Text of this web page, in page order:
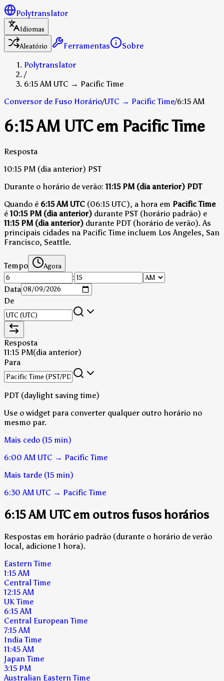
Polytranslator
Idiomas
Aleatório
Ferramentas
Sobre
Polytranslator
/
6:15 AM UTC → Pacific Time
Conversor de Fuso Horário/UTC → Pacific Time/6:15 AM
6:15 AM UTC em Pacific Time
Resposta
10:15 PM (dia anterior) PST
Durante o horário de verão: 11:15 PM (dia anterior) PDT
Quando é 6:15 AM UTC (06:15 UTC), a hora em Pacific Time
é10:15 PM (dia anterior) durante PST (horário padrão) e
11:15 PM (dia anterior) durante PDT (horário de verão). As
principais cidades na Pacific Time incluem Los Angeles, San
Francisco, Seattle.
Tempo Agora
:
Data
De
Resposta
11:15 PM(dia anterior)
Para
PDT (daylight saving time)
Use o widget para converter qualquer outro horário no
mesmo par.
Mais cedo (15 min)
6:00 AM UTC → Pacific Time
Mais tarde (15 min)
6:30 AM UTC → Pacific Time
6:15 AM UTC em outros fusos horários
Respostas em horário padrão (durante o horário de verão
local, adicione 1 hora).
Eastern Time
1:15 AM
Central Time
12:15 AM
UK Time
6:15 AM
Central European Time
7:15 AM
India Time
11:45 AM
Japan Time
3:15 PM
Australian Eastern Time